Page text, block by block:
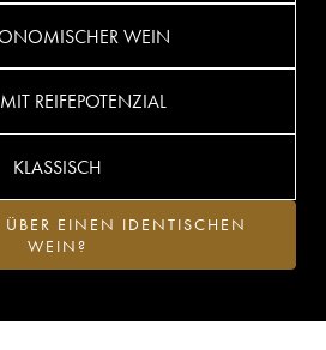
WEIN
REIFEPOTENZIAL
KLASSISCH
ÜBER EINEN IDENTISCHEN
WEIN?